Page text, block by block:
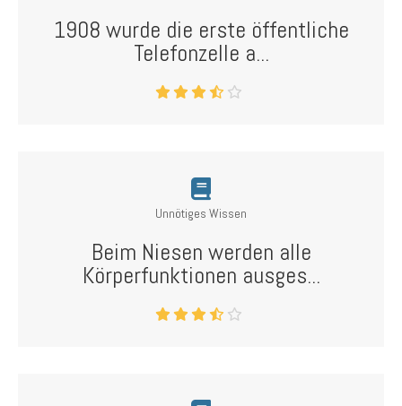
1908 wurde die erste öffentliche
Telefonzelle a...
Unnötiges Wissen
Beim Niesen werden alle
Körperfunktionen ausges...